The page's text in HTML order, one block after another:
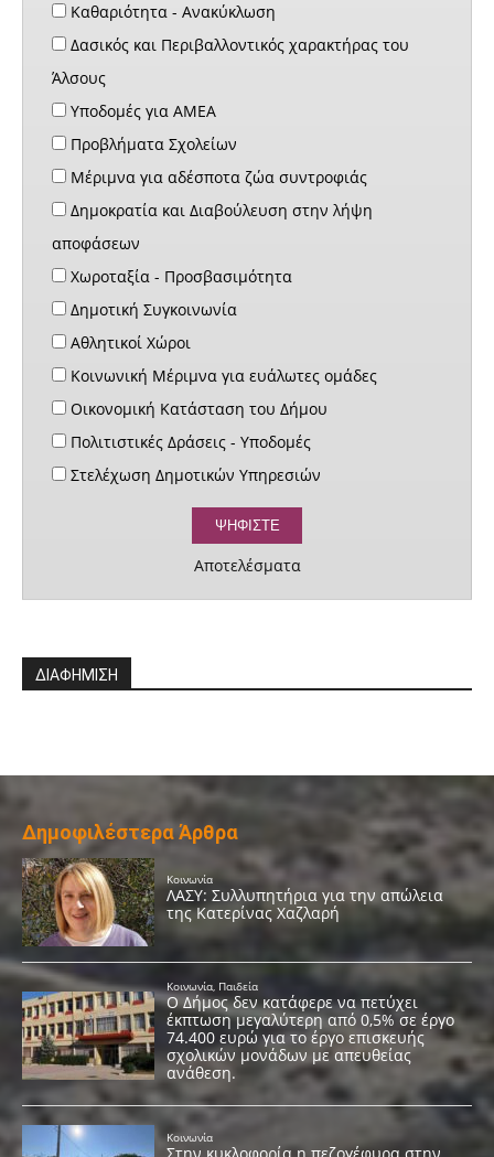
Καθαριότητα - Ανακύκλωση
Δασικός και Περιβαλλοντικός χαρακτήρας του
Άλσους
Υποδομές για ΑΜΕΑ
Προβλήματα Σχολείων
Μέριμνα για αδέσποτα ζώα συντροφιάς
Δημοκρατία και Διαβούλευση στην λήψη
αποφάσεων
Χωροταξία - Προσβασιμότητα
Δημοτική Συγκοινωνία
Αθλητικοί Χώροι
Κοινωνική Μέριμνα για ευάλωτες ομάδες
Οικονομική Κατάσταση του Δήμου
Πολιτιστικές Δράσεις - Υποδομές
Στελέχωση Δημοτικών Υπηρεσιών
Αποτελέσματα
ΔΙΑΦΗΜΙΣΗ
Δημοφιλέστερα Άρθρα